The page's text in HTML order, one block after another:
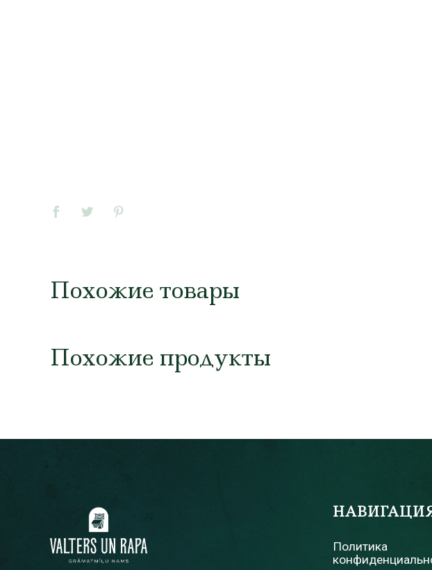
Похожие товары
Похожие продукты
Политика